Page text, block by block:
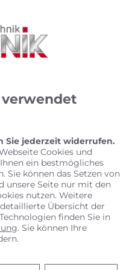
Sie jederzeit widerrufen.
Cookies und
ein bestmögliches
Sie können das Setzen von
unsere Seite nur mit den
nutzen. Weitere
Übersicht der
finden Sie in
. Sie können Ihre